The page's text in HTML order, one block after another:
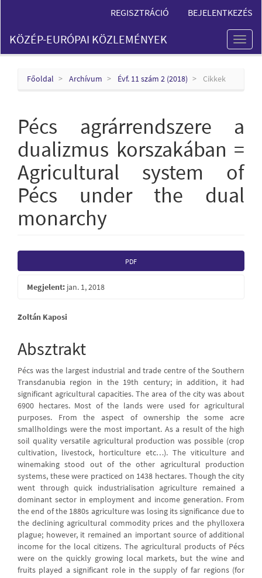
Content
Sidebar
REGISZTRÁCIÓ BEJELENTKEZÉS
Toggle
KÖZÉP-EURÓPAI KÖZLEMÉNYEK
Főoldal Archívum Évf. 11 szám 2 (2018) Cikkek
Pécs agrárrendszere a
dualizmus korszakában =
Agricultural system of
Pécs under the dual
monarchy
Article
Sidebar
PDF
Megjelent: jan. 1, 2018
Main
Article
Content
Zoltán Kaposi
Absztrakt
Pécs was the largest industrial and trade centre of the Southern
Transdanubia region in the 19th century; in addition, it had
significant agricultural capacities. The area of the city was about
6900 hectares. Most of the lands were used for agricultural
purposes. From the aspect of ownership the some acre
smallholdings were the most important. As a result of the high
soil quality versatile agricultural production was possible (crop
cultivation, livestock, horticulture etc…). The viticulture and
winemaking stood out of the other agricultural production
systems, these were practiced on 1438 hectares. Though the city
went through quick industrialisation agriculture remained a
dominant sector in employment and income generation. From
the end of the 1880s agriculture was losing its significance due to
the declining agricultural commodity prices and the phylloxera
plague; however, it remained an important source of additional
income for the local citizens. The agricultural products of Pécs
were on the quickly growing local markets, but the wine and
fruits played a significant role in the supply of far regions (for